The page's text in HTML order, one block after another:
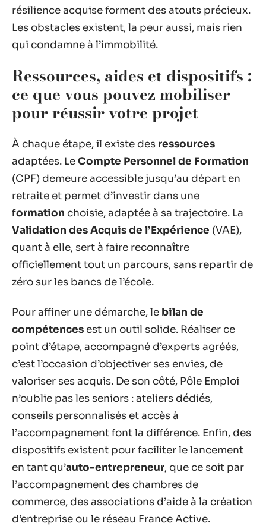
résilience acquise forment des atouts précieux.
Les obstacles existent, la peur aussi, mais rien
qui condamne à l’immobilité.
Ressources, aides et dispositifs :
ce que vous pouvez mobiliser
pour réussir votre projet
À chaque étape, il existe des ressources
adaptées. LeCompte Personnel de Formation
(CPF) demeure accessible jusqu’au départ en
retraite et permet d’investir dans une
formation choisie, adaptée à sa trajectoire. La
Validation des Acquis de l’Expérience (VAE),
quant à elle, sert à faire reconnaître
officiellement tout un parcours, sans repartir de
zéro sur les bancs de l’école.
Pour affiner une démarche, le bilan de
compétences est un outil solide. Réaliser ce
point d’étape, accompagné d’experts agréés,
c’est l’occasion d’objectiver ses envies, de
valoriser ses acquis. De son côté, Pôle Emploi
n’oublie pas les seniors : ateliers dédiés,
conseils personnalisés et accès à
l’accompagnement font la différence. Enfin, des
dispositifs existent pour faciliter le lancement
en tant qu’auto-entrepreneur, que ce soit par
l’accompagnement des chambres de
commerce, des associations d’aide à la création
d’entreprise ou le réseau France Active.